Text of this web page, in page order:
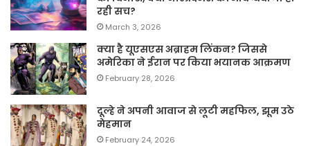
रही सच?
March 3, 2026
क्या है यूएसएस अब्राहम लिंकन? जिससे
अमेरिका ने ईरान पर किया भयानक आक्रमण
February 28, 2026
दूल्हे ने अपनी आवाज से लूटी महफिल, झूम उठे
मेहमान
February 24, 2026